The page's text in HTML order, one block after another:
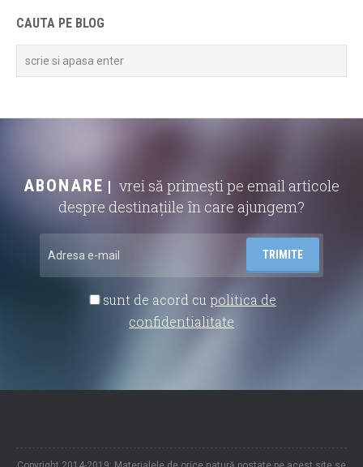
CAUTA PE BLOG
ABONARE
vrei să primești pe email articole
despre destinațiile în care ajungem?
sunt de acord cu politica de
confidentialitate